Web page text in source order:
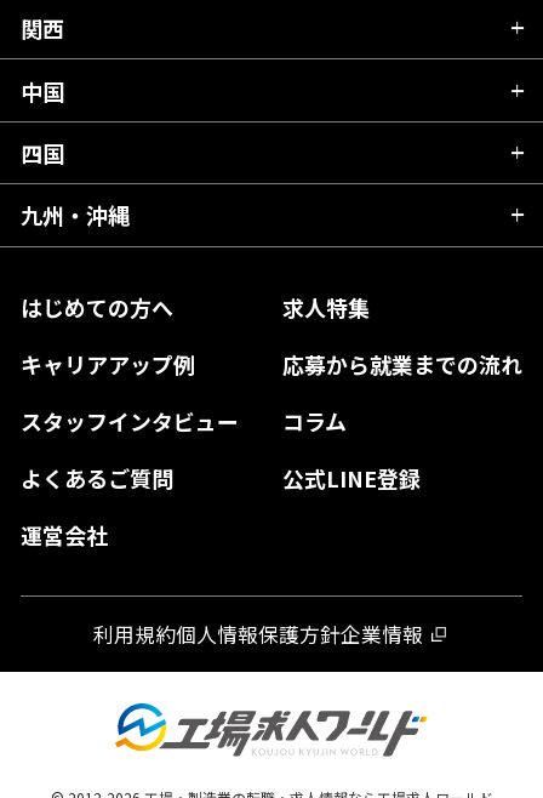
はじめての方へ
求人特集
キャリアアップ例
応募から就業までの流れ
スタッフインタビュー
コラム
よくあるご質問
公式LINE登録
運営会社
岩手県
宮城県
福島県
群馬県
千葉県
東京都
神奈川県
富山県
石川県
山梨県
長野県
岐阜県
静岡県
愛知県
関西
滋賀県
京都府
大阪府
奈良県
和歌山県
中国
広島県
岡山県
島根県
山口県
四国
愛媛県
高知県
徳島県
九州・沖縄
熊本県
宮崎県
利用規約個人情報保護方針企業情報